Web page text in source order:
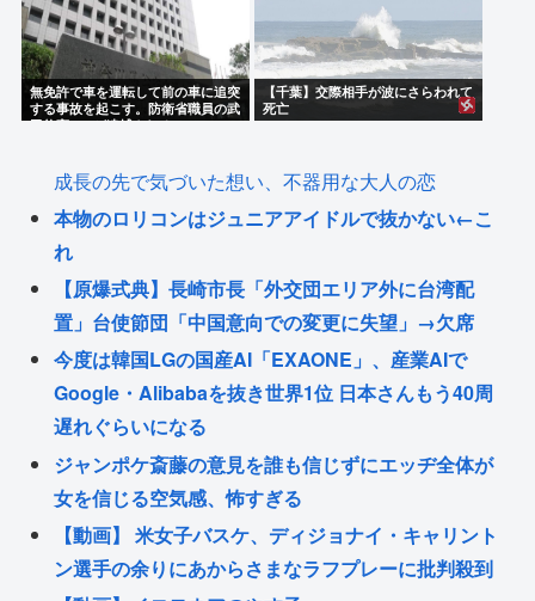
無免許で車を運転して前の車に追突
する事故を起こす。防衛省職員の武
田悠亮(38)が逮捕される
【千葉】交際相手が波にさらわれて
死亡
成長の先で気づいた想い、不器用な大人の恋
本物のロリコンはジュニアアイドルで抜かない←こ
れ
【原爆式典】長崎市長「外交団エリア外に台湾配
置」台使節団「中国意向での変更に失望」→欠席
今度は韓国LGの国産AI「EXAONE」、産業AIで
Google・Alibabaを抜き世界1位 日本さんもう40周
遅れぐらいになる
ジャンポケ斎藤の意見を誰も信じずにエッヂ全体が
女を信じる空気感、怖すぎる
【動画】 米女子バスケ、ディジョナイ・キャリント
ン選手の余りにあからさまなラフプレーに批判殺到